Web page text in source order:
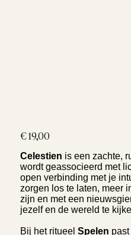
€ 19,00
Celestien is een zachte,
wordt geassocieerd met
open verbinding met je
zorgen los te laten, meer
zijn en met een
jezelf en de wereld te
Bij het ritueel Spelen